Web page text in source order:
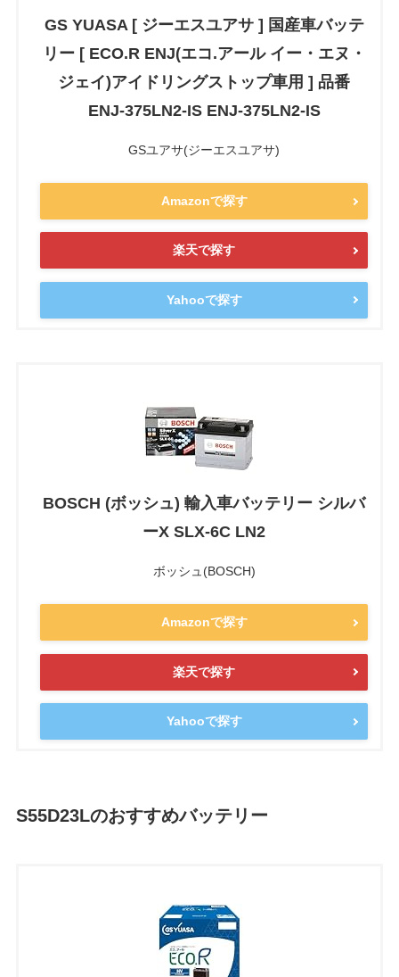
GS YUASA [ ジーエスユアサ ] 国産車バッテ
リー [ ECO.R ENJ(エコ.アール イー・エヌ・
ジェイ)アイドリングストップ車用 ] 品番
ENJ-375LN2-IS ENJ-375LN2-IS
GSユアサ(ジーエスユアサ)
Amazonで探す
楽天で探す
Yahooで探す
BOSCH (ボッシュ) 輸入車バッテリー シルバ
ーX SLX-6C LN2
ボッシュ(BOSCH)
Amazonで探す
楽天で探す
Yahooで探す
S55D23Lのおすすめバッテリー